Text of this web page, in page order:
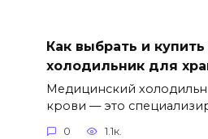
Как выбрать и
холодильник для
Медицинский
крови — это
0 1.1к.